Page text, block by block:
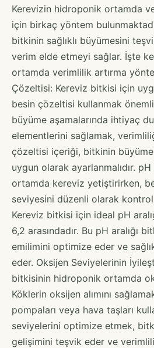
Kerevizin hidroponik ortamda
için birkaç yöntem
bitkinin sağlıklı büyümesini
verim elde etmeyi sağlar. İşte
ortamda verimlilik artırma
Çözeltisi: Kereviz bitkisi için
besin çözeltisi kullanmak
büyüme aşamalarında ihtiyaç
elementlerini sağlamak,
çözeltisi içeriği, bitkinin
uygun olarak ayarlanmalıdır.
ortamda kereviz yetiştirirken,
seviyesini düzenli olarak
Kereviz bitkisi için ideal pH
6,2 arasındadır. Bu pH aralığı
emilimini optimize eder ve
eder. Oksijen Seviyelerinin
bitkisinin hidroponik ortamda
Köklerin oksijen alımını
pompaları veya hava taşları
seviyelerini optimize etmek,
gelişimini teşvik eder ve